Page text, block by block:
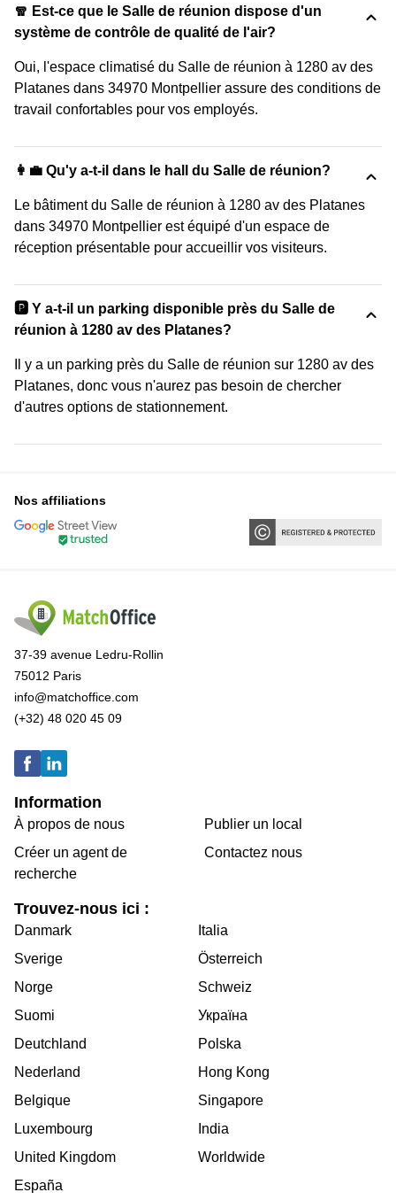
🧣 Est-ce que le Salle de réunion dispose d'un
système de contrôle de qualité de l'air?
Oui, l'espace climatisé du Salle de réunion à 1280 av des
Platanes dans 34970 Montpellier assure des conditions de
travail confortables pour vos employés.
👩‍💼 Qu'y a-t-il dans le hall du Salle de réunion?
Le bâtiment du Salle de réunion à 1280 av des Platanes
dans 34970 Montpellier est équipé d'un espace de
réception présentable pour accueillir vos visiteurs.
🅿️ Y a-t-il un parking disponible près du Salle de
réunion à 1280 av des Platanes?
Il y a un parking près du Salle de réunion sur 1280 av des
Platanes, donc vous n'aurez pas besoin de chercher
d'autres options de stationnement.
Nos affiliations
37-39 avenue Ledru-Rollin
75012 Paris
info@matchoffice.com
(+32) 48 020 45 09
Information
À propos de nous
Créer un agent de
recherche
Publier un local
Contactez nous
Trouvez-nous ici :
Danmark
Sverige
Norge
Suomi
Deutchland
Nederland
Belgique
Luxembourg
United Kingdom
España
Italia
Österreich
Schweiz
Україна
Polska
Hong Kong
Singapore
India
Worldwide